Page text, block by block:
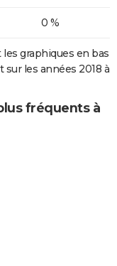
0 %
graphiques en bas
les années 2018 à
fréquents à